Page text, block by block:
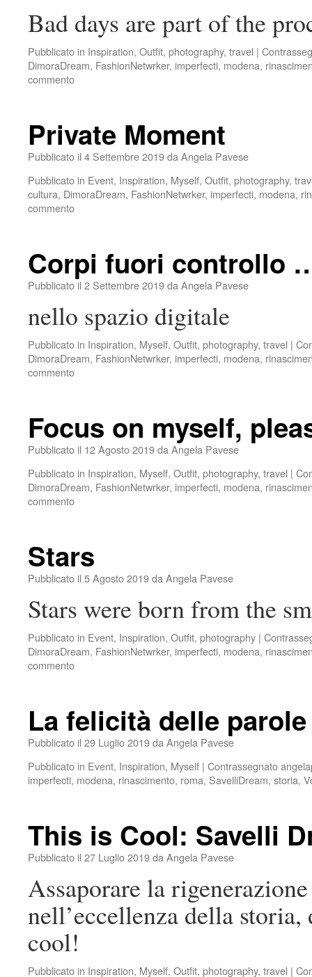
Bad days are part of the
Pubblicato in Inspiration, Outfit, photography, travel |
DimoraDream, FashionNetwrker, imperfecti, modena,
commento
Private Moment
Pubblicato il 4 Settembre 2019da Angela Pavese
Pubblicato in Event, Inspiration, Myself, Outfit, photography,
cultura, DimoraDream, FashionNetwrker, imperfecti, modena,
commento
Corpi fuori controllo
Pubblicato il 2 Settembre 2019da Angela Pavese
nello spazio digitale
Pubblicato in Inspiration, Myself, Outfit, photography, travel |
DimoraDream, FashionNetwrker, imperfecti, modena,
commento
Focus on myself,
Pubblicato il 12 Agosto 2019da Angela Pavese
Pubblicato in Inspiration, Myself, Outfit, photography, travel |
DimoraDream, FashionNetwrker, imperfecti, modena,
commento
Stars
Pubblicato il 5 Agosto 2019da Angela Pavese
Stars were born from the
Pubblicato in Event, Inspiration, Outfit, photography |
DimoraDream, FashionNetwrker, imperfecti, modena,
commento
La felicità delle parole
Pubblicato il 29 Luglio 2019da Angela Pavese
Pubblicato in Event, Inspiration, Myself | Contrassegnato
imperfecti, modena, rinascimento, roma, SavelliDream, storia,
This is Cool: Savelli
Pubblicato il 27 Luglio 2019da Angela Pavese
Assaporare la
nell’eccellenza della
cool!
Pubblicato in Inspiration, Myself, Outfit, photography, travel |